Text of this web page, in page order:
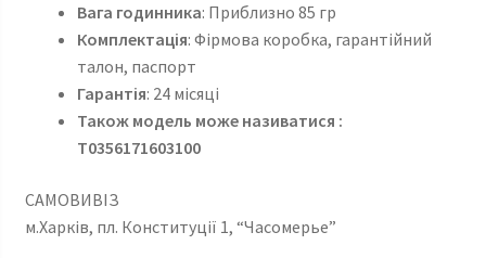
Вага годинника: Приблизно 85 гр
Комплектація: Фірмова коробка, гарантійний
талон, паспорт
Гарантія: 24 місяці
Також модель може називатися :
T0356171603100
САМОВИВІЗ
м.Харків, пл. Конституції 1, “Часомерье”